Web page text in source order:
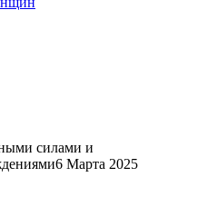
силами и
6 Марта 2025